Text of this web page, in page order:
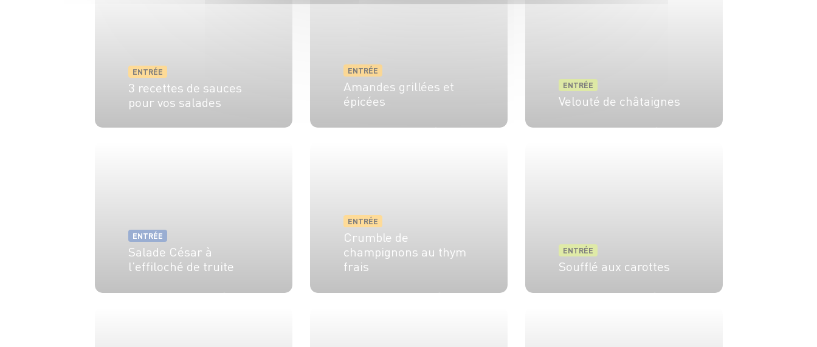
ENTRÉE
3 recettes de sauces
pour vos salades
ENTRÉE
Amandes grillées et
épicées
ENTRÉE
Velouté de châtaignes
ENTRÉE
Salade César à
l'effiloché de truite
ENTRÉE
Crumble de
champignons au thym
frais
ENTRÉE
Soufflé aux carottes